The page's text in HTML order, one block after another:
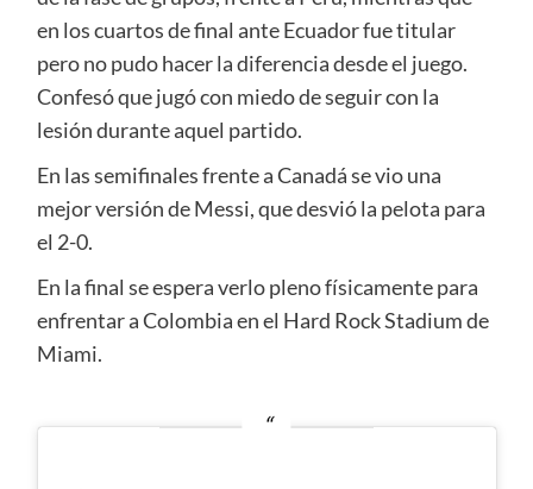
en los cuartos de final ante Ecuador fue titular
pero no pudo hacer la diferencia desde el juego.
Confesó que jugó con miedo de seguir con la
lesión durante aquel partido.
En las semifinales frente a Canadá se vio una
mejor versión de Messi, que desvió la pelota para
el 2-0.
En la final se espera verlo pleno físicamente para
enfrentar a Colombia en el Hard Rock Stadium de
Miami.